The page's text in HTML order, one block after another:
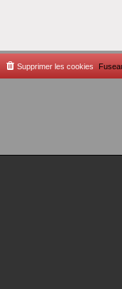
Supprimer les cookies